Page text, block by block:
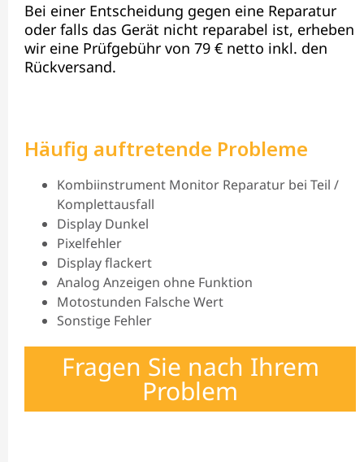
Bei einer Entscheidung gegen eine Reparatur
oder falls das Gerät nicht reparabel ist, erheben
wir eine Prüfgebühr von 79 € netto inkl. den
Rückversand.
Häufig auftretende Probleme
Kombiinstrument Monitor Reparatur bei Teil /
Komplettausfall
Display Dunkel
Pixelfehler
Display flackert
Analog Anzeigen ohne Funktion
Motostunden Falsche Wert
Sonstige Fehler
Fragen Sie nach Ihrem
Problem